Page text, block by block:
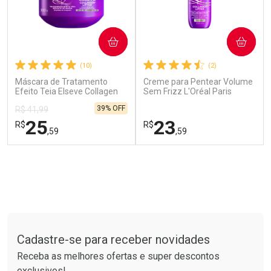
Ativar Desconto
Comprar sem Desconto
Por R$ 20,86/cada
Comprar sem Desconto
Por R$ 20,86/cada
(10)
Máscara de Tratamento
Efeito Teia Elseve Collagen
R$ 41,99
R$25,59
39% OFF
COMPRAR
(2)
Creme para Pentear Volume
Sem Frizz L'Oréal Paris
R$23,59
COMPRAR
Cadastre-se para receber novidades
Receba as melhores ofertas e super descontos